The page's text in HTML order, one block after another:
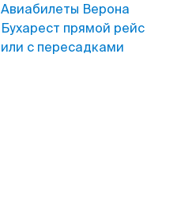
Авиабилеты Верона
Бухарест прямой рейс
или с пересадками